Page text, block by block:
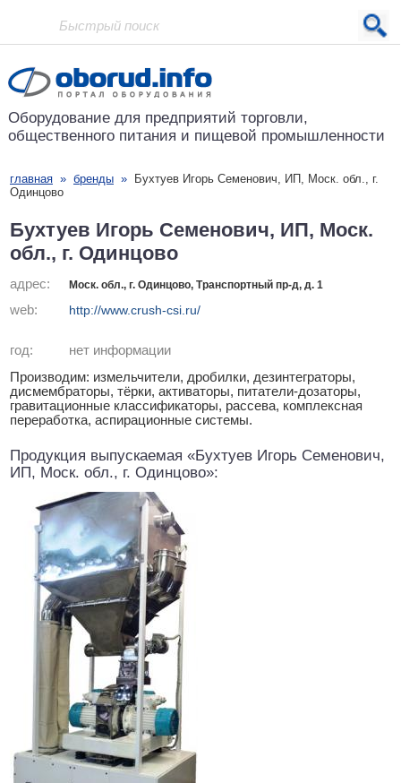
Проект основан в 2001 году
Оборудование для предприятий торговли,
общественного питания и пищевой промышленности
главная » бренды »
Бухтуев Игорь Семенович, ИП, Моск. обл., г.
Одинцово
Бухтуев Игорь Семенович, ИП, Моск.
обл., г. Одинцово
адрес: Моск. обл., г. Одинцово, Транспортный пр-д, д. 1
web: http://www.crush-csi.ru/
год:
нет информации
Производим: измельчители, дробилки, дезинтеграторы,
дисмембраторы, тёрки, активаторы, питатели-дозаторы,
гравитационные классификаторы, рассева, комплексная
переработка, аспирационные системы.
Продукция выпускаемая «Бухтуев Игорь Семенович,
ИП, Моск. обл., г. Одинцово»: